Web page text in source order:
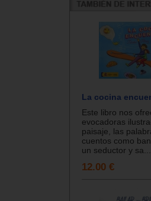
La cocina
Este libro nos
evocadoras
paisaje, las
cuentos como
un seductor y sa...
12.00 €